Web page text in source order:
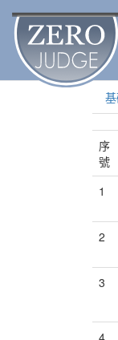
序
號
1
2
3
4